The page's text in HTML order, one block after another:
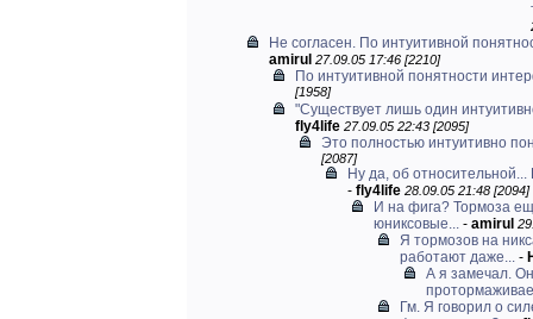
Не согласен. По интуитивной
amirul 27.09.05 17:46 [2210]
По интуитивной понятности
[1958]
"Существует лишь один
fly4life 27.09.05 22:43 [2095]
Это полностью интуитивно
[2087]
Ну да, об
- fly4life 28.09.05 21:48 [2094]
И на фига? Тормоза
юниксовые... - amirul
Я тормозов на
работают даже... -
А я замечал.
Гм. Я говорил о